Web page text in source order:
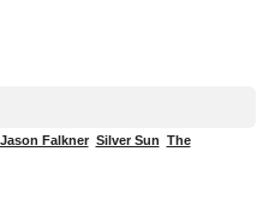
Jason Falkner Silver Sun The